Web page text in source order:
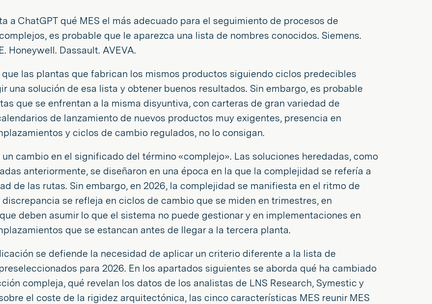
a ChatGPT qué MES el más adecuado para el seguimiento de procesos de
es probable que le aparezca una lista de nombres conocidos. Siemens.
Honeywell. Dassault. AVEVA.
las plantas que fabrican los mismos productos siguiendo ciclos predecibles
una solución de esa lista y obtener buenos resultados. Sin embargo, es probable
que se enfrentan a la misma disyuntiva, con carteras de gran variedad de
de lanzamiento de nuevos productos muy exigentes, presencia en
y ciclos de cambio regulados, no lo consigan.
un cambio en el significado del término «complejo». Las soluciones heredadas, como
anteriormente, se diseñaron en una época en la que la complejidad se refería a
de las rutas. Sin embargo, en 2026, la complejidad se manifiesta en el ritmo de
discrepancia se refleja en ciclos de cambio que se miden en trimestres, en
deben asumir lo que el sistema no puede gestionar y en implementaciones en
que se estancan antes de llegar a la tercera planta.
se defiende la necesidad de aplicar un criterio diferente a la lista de
para 2026. En los apartados siguientes se aborda qué ha cambiado
compleja, qué revelan los datos de los analistas de LNS Research, Symestic y
el coste de la rigidez arquitectónica, las cinco características MES reunir MES